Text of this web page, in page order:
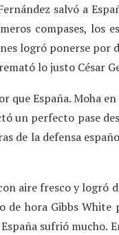
salvó a
compases,
logró ponerse por
lo justo César
que España. Moha
un perfecto pase
de la defensa
aire fresco y
hora Gibbs
sufrió mucho.